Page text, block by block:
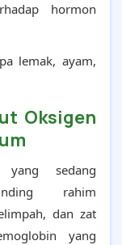
hormon
lemak, ayam,
Oksigen
sedang
rahim
dan zat
yang